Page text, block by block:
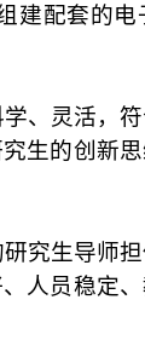
建配套的
、灵活，
生的创新
究生导师
人员稳定